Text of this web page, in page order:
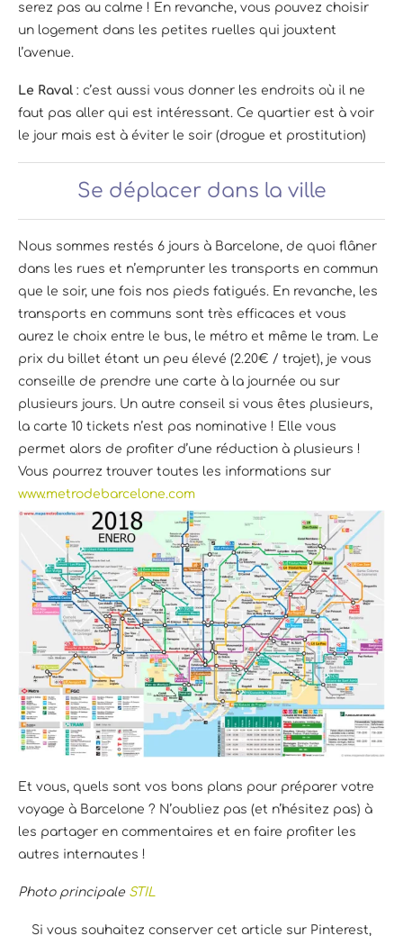
serez pas au calme ! En revanche, vous pouvez choisir
un logement dans les petites ruelles qui jouxtent
l’avenue.
Le Raval : c’est aussi vous donner les endroits où il ne
faut pas aller qui est intéressant. Ce quartier est à voir
le jour mais est à éviter le soir (drogue et prostitution)
Se déplacer dans la ville
Nous sommes restés 6 jours à Barcelone, de quoi flâner
dans les rues et n’emprunter les transports en commun
que le soir, une fois nos pieds fatigués. En revanche, les
transports en communs sont très efficaces et vous
aurez le choix entre le bus, le métro et même le tram. Le
prix du billet étant un peu élevé (2.20€ / trajet), je vous
conseille de prendre une carte à la journée ou sur
plusieurs jours. Un autre conseil si vous êtes plusieurs,
la carte 10 tickets n’est pas nominative ! Elle vous
permet alors de profiter d’une réduction à plusieurs !
Vous pourrez trouver toutes les informations sur
www.metrodebarcelone.com
Et vous, quels sont vos bons plans pour préparer votre
voyage à Barcelone ? N’oubliez pas (et n’hésitez pas) à
les partager en commentaires et en faire profiter les
autres internautes !
Photo principale STIL
Si vous souhaitez conserver cet article sur Pinterest,